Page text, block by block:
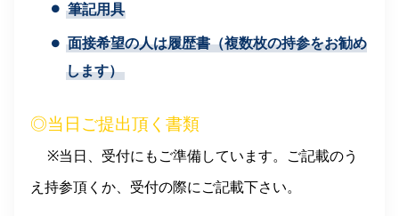
筆記用具
面接希望の人は履歴書（複数枚の持参をお勧め
します）
◎当日ご提出頂く書類
※当日、受付にもご準備しています。ご記載のう
え持参頂くか、受付の際にご記載下さい。